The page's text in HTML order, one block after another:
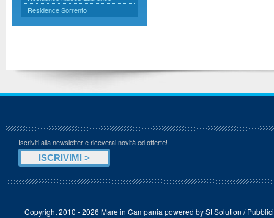
Residence Sorrento
Iscriviti alla newsletter e riceverai novità ed offerte!
Copyright 2010 - 2026 Mare in Campania powered bySt Solution /